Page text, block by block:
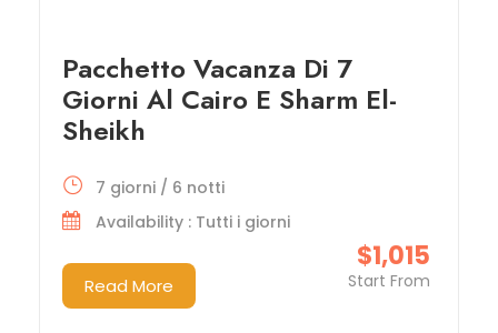
Pacchetto Vacanza Di 7
Giorni Al Cairo E Sharm El-
Sheikh
$1,015
Start From
7 giorni / 6 notti
Availability : Tutti i giorni
Read More